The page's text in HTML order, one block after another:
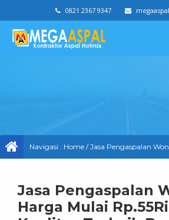
0821 2367 9347
Navigasi : Home /Jasa Pengaspalan
Jasa Pengaspalan
Harga Mulai